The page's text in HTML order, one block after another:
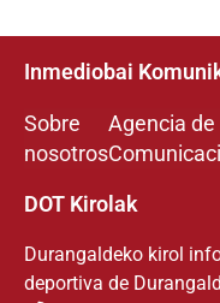
Inmediobai
Sobre
nosotros
Agencia de
DOT Kirolak
Durangaldeko kirol
deportiva de